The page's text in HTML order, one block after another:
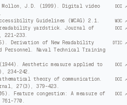
J.D. (1999). Digital video
DOI ↗
Guidelines (WCAG) 2.1.
W3C ↗
readability yardstick. Journal of
DOI ↗
Derivation of New Readability
Personnel. Naval Technical Training
DTIC ↗
Aesthetic measure applied to
234–242.
DOI ↗
theory of communication.
27(3), 379–423.
DOI ↗
Feature congestion: A measure of
DOI ↗